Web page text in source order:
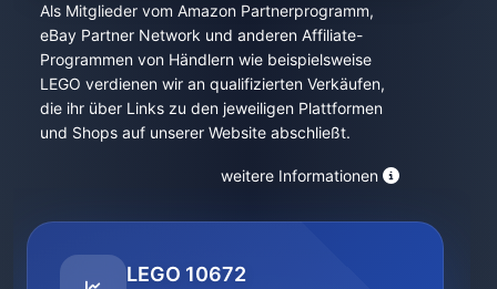
Als Mitglieder vom Amazon Partnerprogramm,
eBay Partner Network und anderen Affiliate-
Programmen von Händlern wie beispielsweise
LEGO verdienen wir an qualifizierten Verkäufen,
die ihr über Links zu den jeweiligen Plattformen
und Shops auf unserer Website abschließt.
weitere Informationen
LEGO 10672